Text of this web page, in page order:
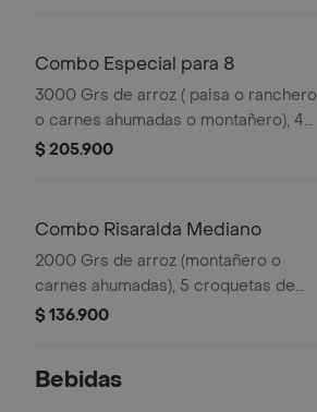
Combo Especial para 8
3000 Grs de arroz ( paisa o ranchero
o carnes ahumadas o montañero), 4
porciones de papa 100 grs, 10
$ 205.900
Combo Risaralda Mediano
2000 Grs de arroz (montañero o
carnes ahumadas), 5 croquetas de
maduro, 2 porciones de papa 100 grs,
$ 136.900
Bebidas